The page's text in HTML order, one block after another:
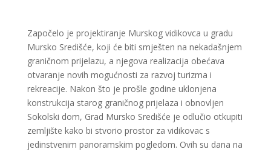
Započelo je projektiranje Murskog vidikovca u gradu
Mursko Središće, koji će biti smješten na nekadašnjem
graničnom prijelazu, a njegova realizacija obećava
otvaranje novih mogućnosti za razvoj turizma i
rekreacije. Nakon što je prošle godine uklonjena
konstrukcija starog graničnog prijelaza i obnovljen
Sokolski dom, Grad Mursko Središće je odlučio otkupiti
zemljište kako bi stvorio prostor za vidikovac s
jedinstvenim panoramskim pogledom. Ovih su dana na